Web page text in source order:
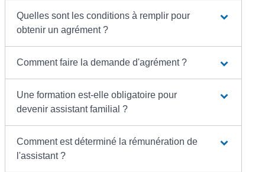
Quelles sont les conditions à remplir pour
obtenir un agrément ?
Comment faire la demande d'agrément ?
Une formation est-elle obligatoire pour
devenir assistant familial ?
Comment est déterminé la rémunération de
l'assistant ?